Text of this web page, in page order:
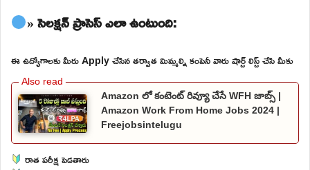
» సెలక్షన్ ప్రాసెస్ ఎలా ఉంటుంది:
ఈ ఉద్యోగాలకు మీరు Apply చేసిన తర్వాత మిమ్మల్ని కంపెనీ వారు షార్ట్ లిస్ట్ చేసి మీకు
Amazon లో కంటెంట్ రివ్యూ చేసే WFH జాబ్స్ |
Amazon Work From Home Jobs 2024 |
Freejobsintelugu
రాత పరీక్ష పెడతారు